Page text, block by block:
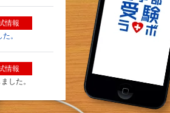
情報
。
情報
した。